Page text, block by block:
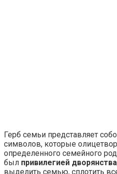
Герб семьи представляет
символов, которые
определенного семейного
был привилегией дворянства
выделить семью, сплотить